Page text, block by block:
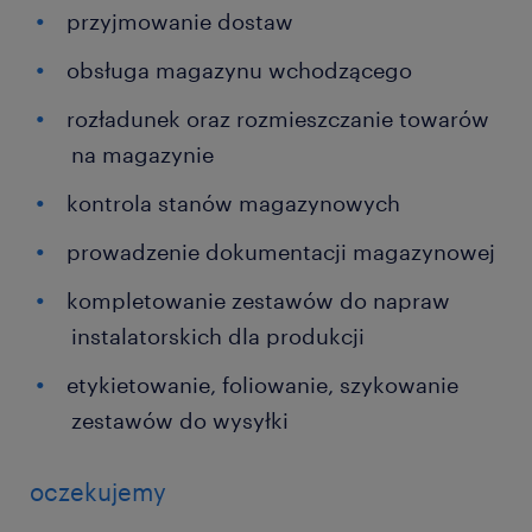
przyjmowanie dostaw
obsługa magazynu wchodzącego
rozładunek oraz rozmieszczanie towarów
na magazynie
kontrola stanów magazynowych
prowadzenie dokumentacji magazynowej
kompletowanie zestawów do napraw
instalatorskich dla produkcji
etykietowanie, foliowanie, szykowanie
zestawów do wysyłki
oczekujemy